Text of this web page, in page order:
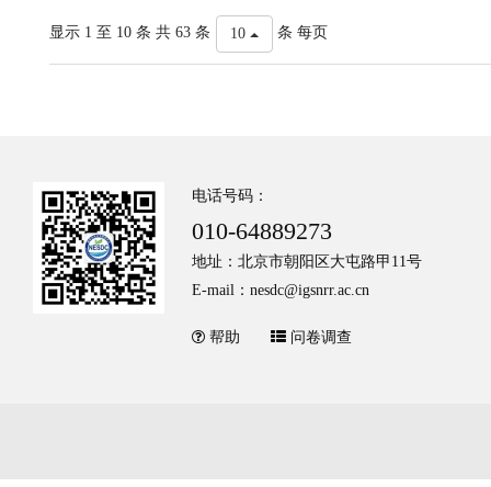
显示 1 至 10 条 共 63 条 10 条 每页
电话号码：
010-64889273
地址：北京市朝阳区大屯路甲11号
E-mail：nesdc@igsnrr.ac.cn
帮助 问卷调查